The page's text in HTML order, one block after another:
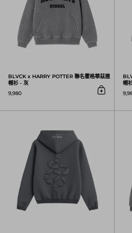
BLVCK x HARRY POTTER 聯名霍格華茲連
帽衫 - 灰
9,980
放入購物車
帽